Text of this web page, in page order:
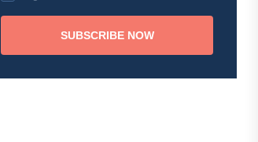
SUBSCRIBE NOW